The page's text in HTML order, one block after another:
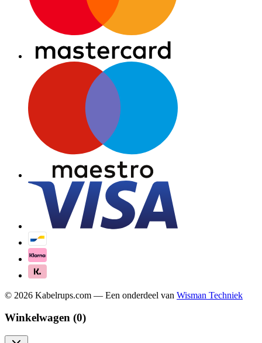
© 2026 Kabelrups.com — Een onderdeel van Wisman Techniek
Winkelwagen (0)